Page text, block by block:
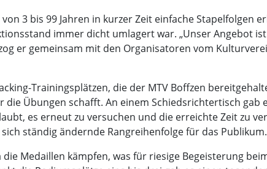
3 bis 99 Jahren in kurzer Zeit einfache Stapelfolgen
immer dicht umlagert war. „Unser Angebot
er gemeinsam mit den Organisatoren vom
Trainingsplätzen, die der MTV Boffzen
Übungen schafft. An einem Schiedsrichtertisch gab
es erneut zu versuchen und die erreichte Zeit zu
ständig ändernde Rangreihenfolge für das Publikum.
Medaillen kämpfen, was für riesige Begeisterung